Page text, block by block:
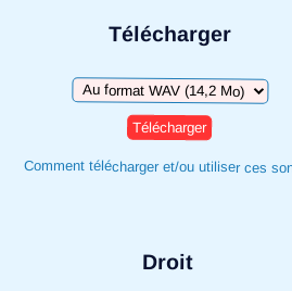
Télécharger
Télécharger
Comment télécharger et/ou utiliser ces
Droit